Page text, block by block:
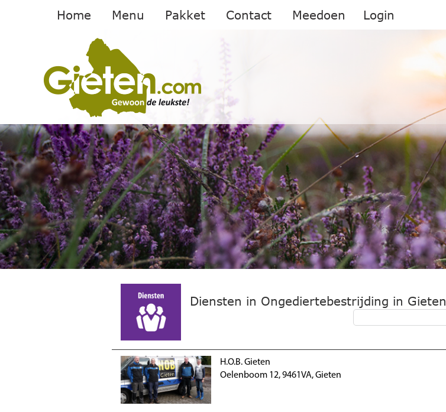
Home Menu Pakket Contact Meedoen Login
Diensten in Ongediertebestrijding in Gieten
H.O.B. Gieten
Oelenboom 12, 9461VA, Gieten